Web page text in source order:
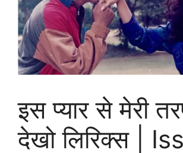
इस प्यार से मेरी
देखो लिरिक्स |